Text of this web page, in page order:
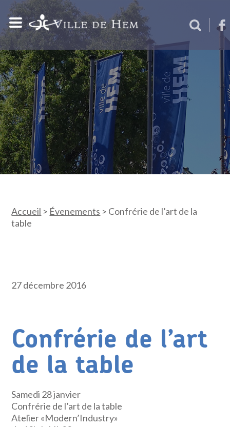
Accueil > Évenements > Confrérie de l’art de la
table
27 décembre 2016
Confrérie de l’art
de la table
Samedi 28 janvier
Confrérie de l’art de la table
Atelier «Modern’Industry»